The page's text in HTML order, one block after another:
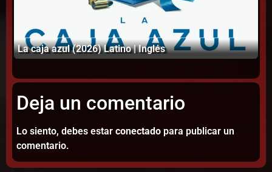
La caja azul (2026) Latino | Inglés
Deja un comentario
Lo siento, debes estar conectado para publicar un
comentario.